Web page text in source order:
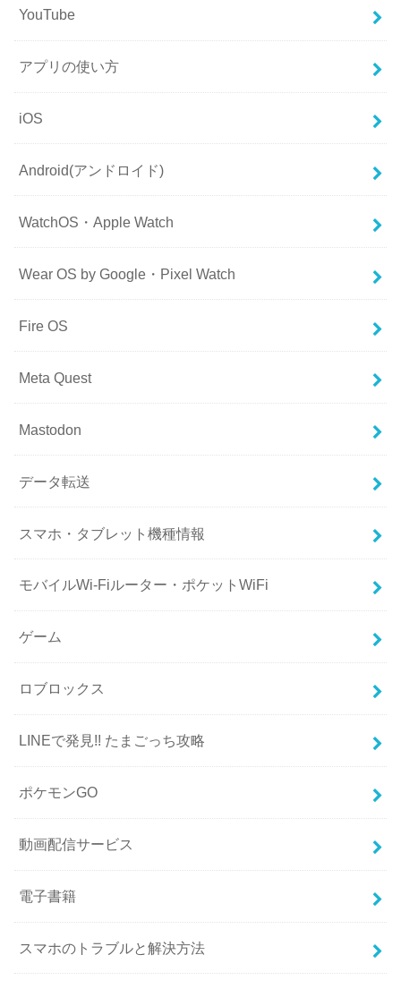
YouTube
アプリの使い方
iOS
Android(アンドロイド)
WatchOS・Apple Watch
Wear OS by Google・Pixel Watch
Fire OS
Meta Quest
Mastodon
データ転送
スマホ・タブレット機種情報
モバイルWi-Fiルーター・ポケットWiFi
ゲーム
ロブロックス
LINEで発見!! たまごっち攻略
ポケモンGO
動画配信サービス
電子書籍
スマホのトラブルと解決方法